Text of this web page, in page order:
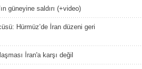
güneyine saldırı (+video)
Hürmüz’de İran düzeni geri
İran'a karşı değil